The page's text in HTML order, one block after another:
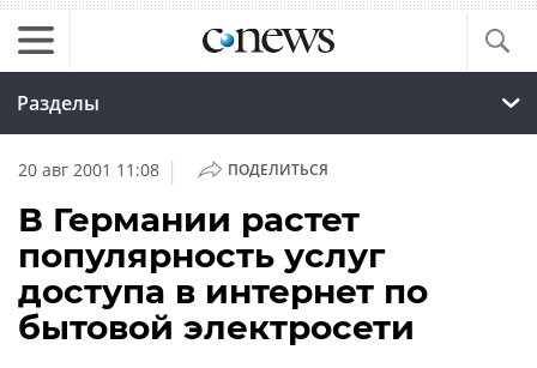
Разделы
20 авг 2001 11:08 | ПОДЕЛИТЬСЯ
В Германии растет
популярность услуг
доступа в интернет по
бытовой электросети